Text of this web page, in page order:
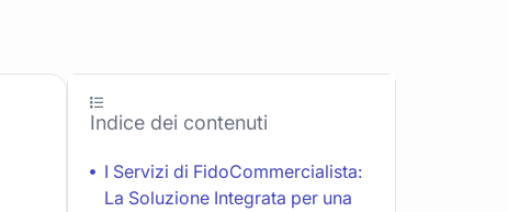
Indice dei contenuti
I Servizi di FidoCommercialista:
La Soluzione Integrata per una